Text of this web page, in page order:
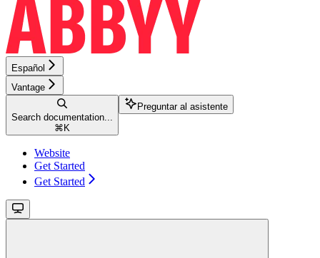
Español
Vantage
Search documentation...
⌘ K
Preguntar al asistente
Website
Get Started
Get Started